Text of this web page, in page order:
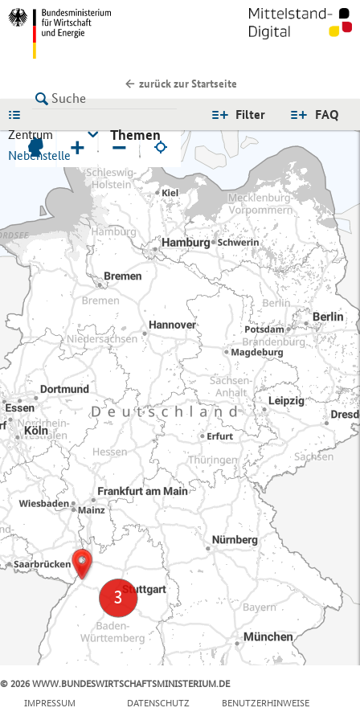
zurück zur Startseite
FAQ
Filter
Zentrum
Nebenstelle
Themen
+ −
© 2026 WWW.BUNDESWIRTSCHAFTSMINISTERIUM.DE
IMPRESSUM
DATENSCHUTZ BENUTZERHINWEISE